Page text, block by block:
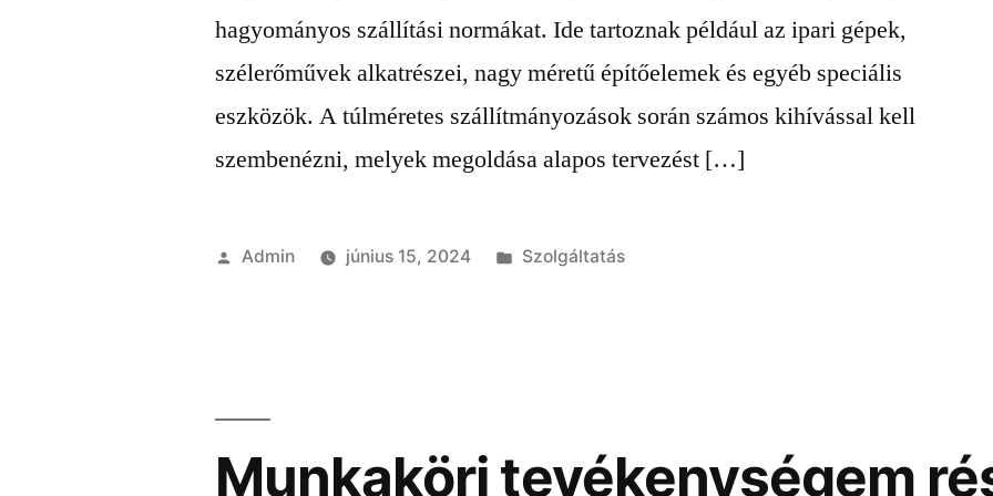
hagyományos szállítási normákat. Ide tartoznak például az ipari gépek,
szélerőművek alkatrészei, nagy méretű építőelemek és egyéb speciális
eszközök. A túlméretes szállítmányozások során számos kihívással kell
szembenézni, melyek megoldása alapos tervezést […]
Szerző:
Admin június 15, 2024 Kategória:
Szolgáltatás
Munkaköri tevékenységem